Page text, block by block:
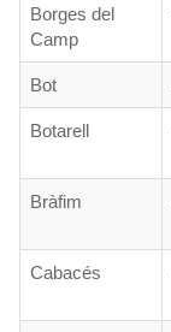
Borges del
Camp
Bot
Botarell
Bràfim
Cabacés